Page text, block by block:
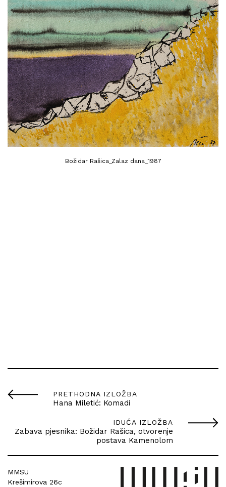
Božidar Rašica_Zalaz dana_1987
PRETHODNA IZLOŽBA
Hana Miletić: Komadi
IDUĆA IZLOŽBA
Zabava pjesnika: Božidar Rašica, otvorenje
postava Kamenolom
MMSU
Krešimirova 26c